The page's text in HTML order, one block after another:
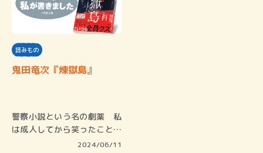
読みもの
鬼田竜次『煉獄島』
警察小説という名の劇薬 私
は成人してから笑ったことが
2024/06/11